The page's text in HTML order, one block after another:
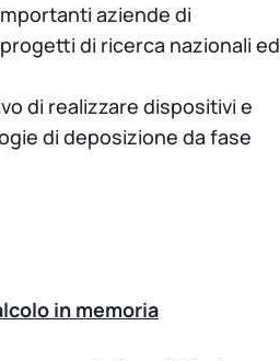
aziende di
di ricerca nazionali ed
di realizzare dispositivi e
di deposizione da fase
in memoria